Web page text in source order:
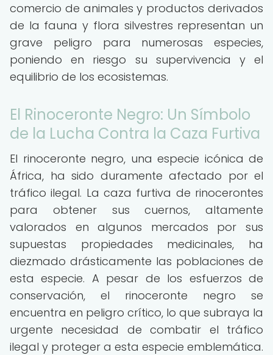
comercio de animales y productos derivados
de la fauna y flora silvestres representan un
grave peligro para numerosas especies,
poniendo en riesgo su supervivencia y el
equilibrio de los ecosistemas.
El Rinoceronte Negro: Un Símbolo
de la Lucha Contra la Caza Furtiva
El rinoceronte negro, una especie icónica de
África, ha sido duramente afectado por el
tráfico ilegal. La caza furtiva de rinocerontes
para obtener sus cuernos, altamente
valorados en algunos mercados por sus
supuestas propiedades medicinales, ha
diezmado drásticamente las poblaciones de
esta especie. A pesar de los esfuerzos de
conservación, el rinoceronte negro se
encuentra en peligro crítico, lo que subraya la
urgente necesidad de combatir el tráfico
ilegal y proteger a esta especie emblemática.